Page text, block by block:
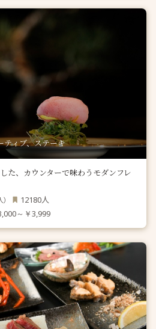
ティブ、ステーキ
た、カウンターで味わうモダンフレ
） 12180人
～￥3,999